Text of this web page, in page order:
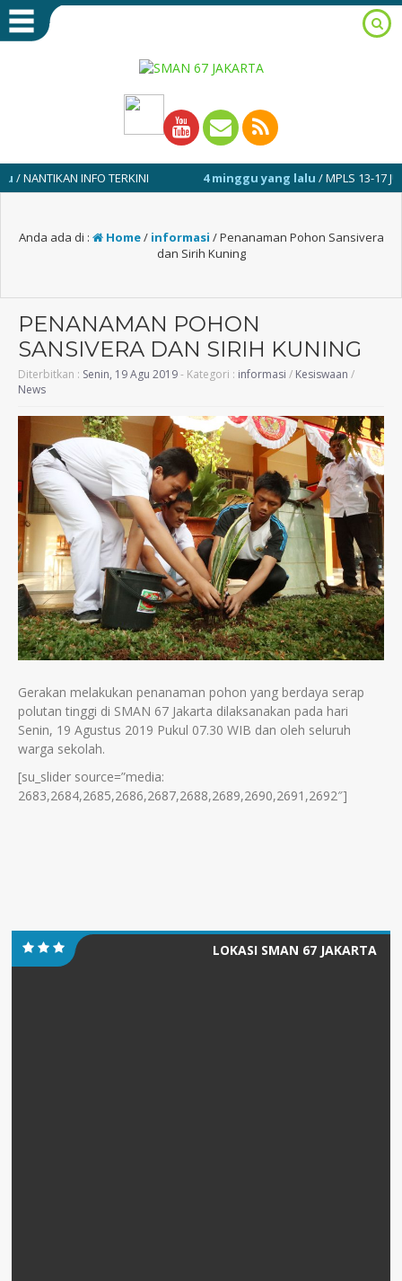
INFO TERKINI 4 minggu yang lalu/ MPLS 13-17 JULI 2026
Anda ada di : Home/ informasi /Penanaman Pohon Sansivera
dan Sirih Kuning
PENANAMAN POHON
SANSIVERA DAN SIRIH KUNING
Diterbitkan : Senin, 19 Agu 2019- Kategori : informasi / Kesiswaan /
News
Gerakan melakukan penanaman pohon yang berdaya serap
polutan tinggi di SMAN 67 Jakarta dilaksanakan pada hari
Senin, 19 Agustus 2019 Pukul 07.30 WIB dan oleh seluruh
warga sekolah.
[su_slider source=”media:
2683,2684,2685,2686,2687,2688,2689,2690,2691,2692″]
LOKASI SMAN 67 JAKARTA